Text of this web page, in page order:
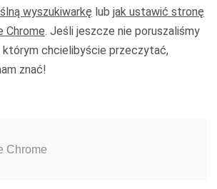
wyszukiwarkę lub jak ustawić stronę
Chrome. Jeśli jeszcze nie poruszaliśmy
którym chcielibyście przeczytać,
znać!
Chrome